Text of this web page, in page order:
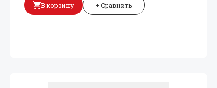
В корзину + Сравнить